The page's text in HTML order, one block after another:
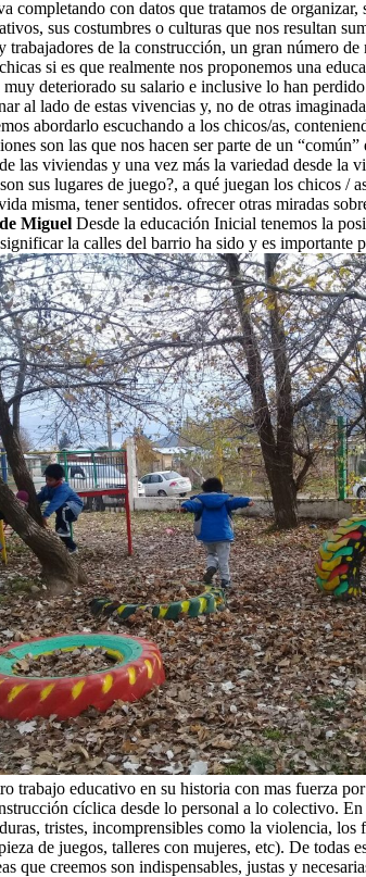
completando con datos que tratamos de organizar,
sus costumbres o culturas que nos resultan
de la construcción, un gran número de
si es que realmente nos proponemos una
deteriorado su salario e inclusive lo han
al lado de estas vivencias y, no de otras
abordarlo escuchando a los chicos/as,
son las que nos hacen ser parte de un “común”
las viviendas y una vez más la variedad desde la
sus lugares de juego?, a qué juegan los chicos /
misma, tener sentidos. ofrecer otras miradas
Miguel Desde la educación Inicial tenemos la
la calles del barrio ha sido y es importante
educativo en su historia con mas fuerza
cíclica desde lo personal a lo colectivo.
tristes, incomprensibles como la violencia, los
de juegos, talleres con mujeres, etc). De todas
que creemos son indispensables, justas y